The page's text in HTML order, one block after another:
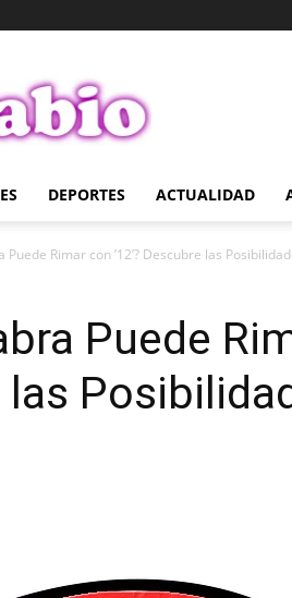
DEPORTES ACTUALIDAD
Puede Rimar con ’12’? Descubre las
Puede
las